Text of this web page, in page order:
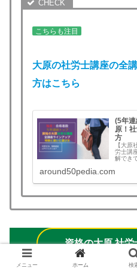
こちらも注目
大原の社労士講座の全
方はこちら
(5年
原！
方
【大原
労士講
解でき
ス、経
でのカ
載！
around50pedia.com
資格の大原 社
メニュー ホーム 検